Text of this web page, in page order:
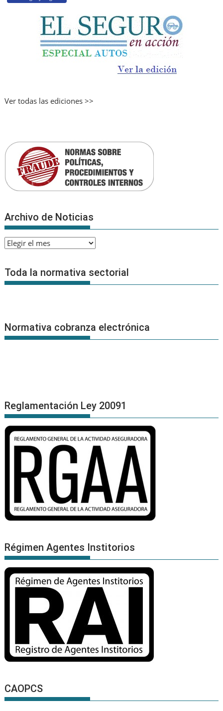
Ver todas las ediciones >>
Archivo de Noticias
Archivo
Noticias
Toda la normativa sectorial
Normativa cobranza electrónica
Reglamentación Ley 20091
Régimen Agentes Institorios
CAOPCS